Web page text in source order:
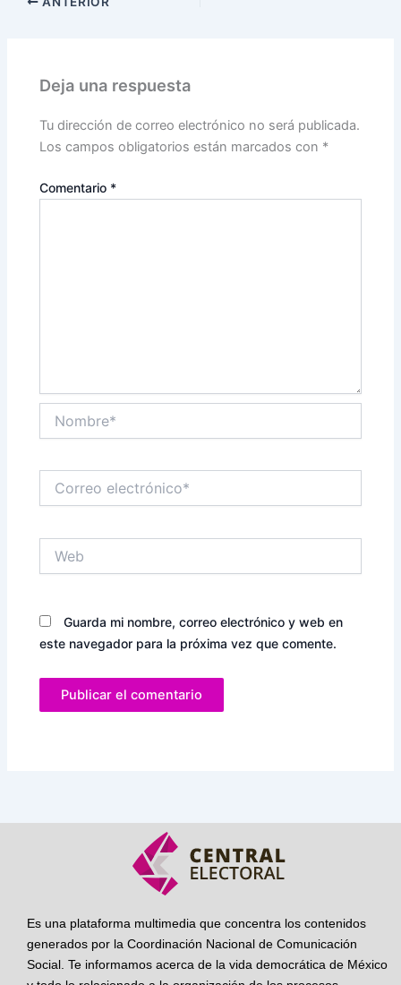
Deja una respuesta
Tu dirección de correo electrónico no será publicada.
Los campos obligatorios están marcados con *
Comentario *
electrónico*
Guarda mi nombre, correo electrónico y web en
este navegador para la próxima vez que comente.
Es una plataforma multimedia que concentra los contenidos
generados por la Coordinación Nacional de Comunicación
Social. Te informamos acerca de la vida democrática de México